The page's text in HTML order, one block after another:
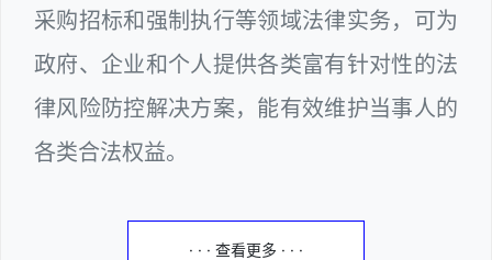
采购招标和强制执行等领域法律实务，可为
政府、企业和个人提供各类富有针对性的法
律风险防控解决方案，能有效维护当事人的
各类合法权益。
· · · 查看更多 · · ·